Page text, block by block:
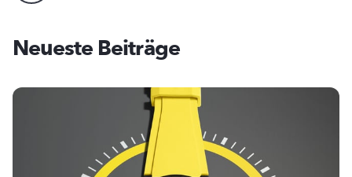
Neueste Beiträge